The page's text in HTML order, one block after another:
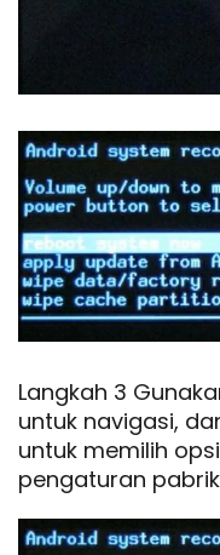
Langkah 3
untuk navigasi,
untuk memilih
pengaturan